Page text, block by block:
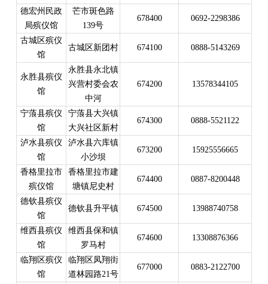
德宏州民政
局殡仪馆
芒市斑色路
139号
678400 0692-2298386
古城区殡仪
馆
古城区新团村 674100 0888-5143269
永胜县殡仪
馆
永胜县永北镇
兴营村委会农
中河
674200 13578344105
宁蒗县殡仪
馆
宁蒗县大兴镇
大兴社区新村
674300 0888-5521122
泸水县殡仪
馆
泸水县六库镇
小沙坝
673200 15925556665
香格里拉市
殡仪馆
香格里拉市建
塘镇尼史村
674400 0887-8200448
德钦县殡仪
馆
德钦县升平镇 674500 13988740758
维西县殡仪
馆
维西县保和镇
罗马村
674600 13308876366
临翔区殡仪
馆
临翔区凤翔街
道林园路21号
677000 0883-2122700